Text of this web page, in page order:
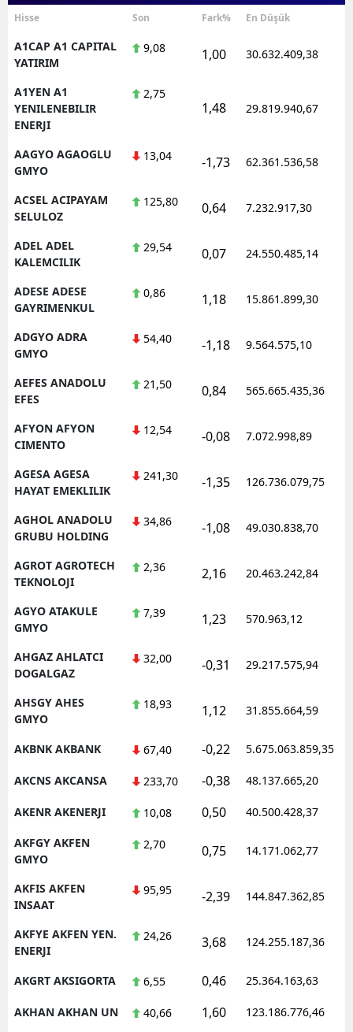
Hisse Son Fark% En Düşük
A1CAP A1 CAPITAL
YATIRIM
9,08 1,00 30.632.409,38
A1YEN A1
YENILENEBILIR
ENERJI
2,75
1,48 29.819.940,67
AAGYO AGAOGLU
GMYO
13,04 -1,73 62.361.536,58
ACSEL ACIPAYAM
SELULOZ
125,80 0,64 7.232.917,30
ADEL ADEL
KALEMCILIK
29,54 0,07 24.550.485,14
ADESE ADESE
GAYRIMENKUL
0,86 1,18 15.861.899,30
ADGYO ADRA
GMYO
54,40 -1,18 9.564.575,10
AEFES ANADOLU
EFES
21,50 0,84 565.665.435,36
AFYON AFYON
CIMENTO
12,54 -0,08 7.072.998,89
AGESA AGESA
HAYAT EMEKLILIK
241,30 -1,35 126.736.079,75
AGHOL ANADOLU
GRUBU HOLDING
34,86 -1,08 49.030.838,70
AGROT AGROTECH
TEKNOLOJI
2,36 2,16 20.463.242,84
AGYO ATAKULE
GMYO
7,39 1,23 570.963,12
AHGAZ AHLATCI
DOGALGAZ
32,00 -0,31 29.217.575,94
AHSGY AHES
GMYO
18,93 1,12 31.855.664,59
AKBNK AKBANK 67,40 -0,22 5.675.063.859,35
AKCNS AKCANSA 233,70 -0,38 48.137.665,20
AKENR AKENERJI 10,08 0,50 40.500.428,37
AKFGY AKFEN
GMYO
2,70 0,75 14.171.062,77
AKFIS AKFEN
INSAAT
95,95 -2,39 144.847.362,85
AKFYE AKFEN YEN.
ENERJI
24,26 3,68 124.255.187,36
AKGRT AKSIGORTA 6,55 0,46 25.364.163,63
AKHAN AKHAN UN 40,66 1,60 123.186.776,46